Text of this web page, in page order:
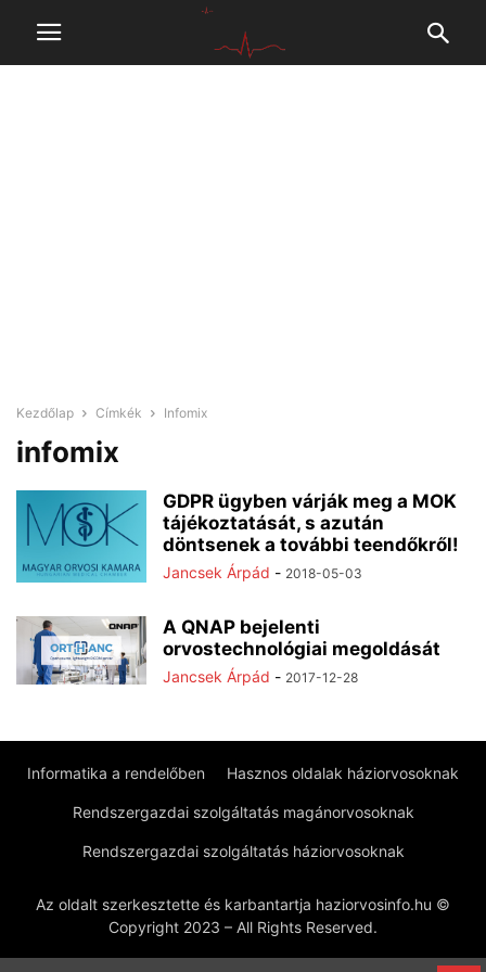
Kezdőlap Címkék Infomix
infomix
GDPR ügyben várják meg a MOK
tájékoztatását, s azután
döntsenek a további teendőkről!
Jancsek Árpád - 2018-05-03
A QNAP bejelenti
orvostechnológiai megoldását
Jancsek Árpád - 2017-12-28
Informatika a rendelőben Hasznos oldalak háziorvosoknak
Rendszergazdai szolgáltatás magánorvosoknak
Rendszergazdai szolgáltatás háziorvosoknak
Az oldalt szerkesztette és karbantartja haziorvosinfo.hu ©
Copyright 2023 – All Rights Reserved.